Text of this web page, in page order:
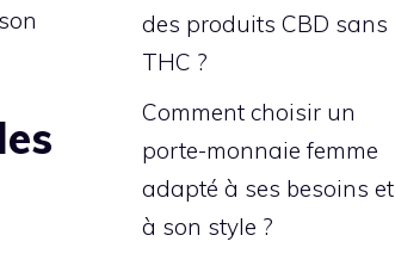
des produits CBD sans
THC ?
Comment choisir un
porte-monnaie femme
adapté à ses besoins et
à son style ?